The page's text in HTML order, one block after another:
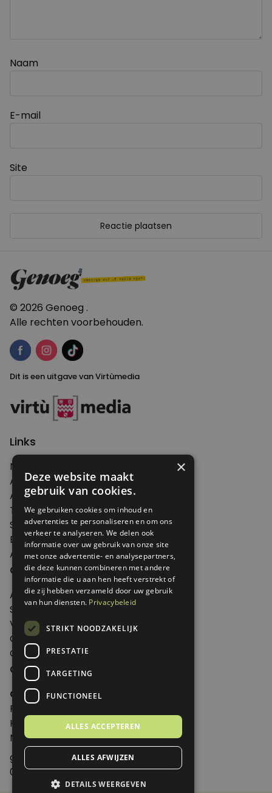
Naam
E-mail
Site
© 2026 Genoeg .
Alle rechten voorbehouden.
Dit is een uitgave van Virtùmedia
Links
Nieuws
Artikelen
Agenda
Thema's
Shop
Edities
Abonneren
Over Genoeg
Adverteren
Samenwerken
Verkooppunten
Over Genoeg
Contact
Contactgegevens
Genoeg
Postbus 595 - 3700 AN Zeist
Huis ter Heideweg 13 - 3705MA Zeist
Nederland
genoeg@spabonneeservice.nl
088-1102091
×
Deze website maakt
gebruik van cookies.
We gebruiken cookies om inhoud en
advertenties te personaliseren en om ons
verkeer te analyseren. We delen ook
informatie over uw gebruik van onze site
met onze advertentie- en analysepartners,
die deze kunnen combineren met andere
informatie die u aan hen heeft verstrekt of
die zij hebben verzameld door uw gebruik
van hun diensten. Privacybeleid
STRIKT NOODZAKELIJK
PRESTATIE
TARGETING
FUNCTIONEEL
ALLES ACCEPTEREN
ALLES AFWIJZEN
DETAILS WEERGEVEN